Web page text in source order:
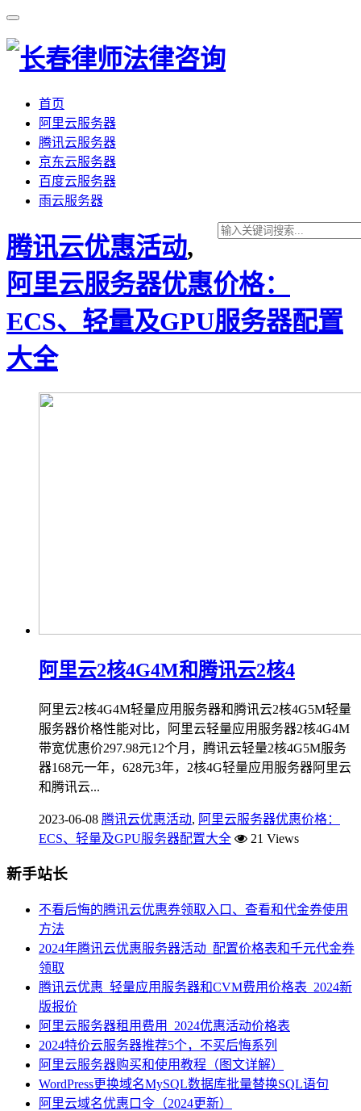
首页
阿里云服务器
腾讯云服务器
京东云服务器
百度云服务器
雨云服务器
腾讯云优惠活动,
阿里云服务器优惠价格：
ECS、轻量及GPU服务器配置
大全
阿里云2核4G4M和腾讯云2核4
阿里云2核4G4M轻量应用服务器和腾讯云2核4G5M轻量
服务器价格性能对比，阿里云轻量应用服务器2核4G4M
带宽优惠价297.98元12个月，腾讯云轻量2核4G5M服务
器168元一年，628元3年，2核4G轻量应用服务器阿里云
和腾讯云...
2023-06-08 腾讯云优惠活动, 阿里云服务器优惠价格：
ECS、轻量及GPU服务器配置大全
21 Views
新手站长
不看后悔的腾讯云优惠券领取入口、查看和代金券使用
方法
2024年腾讯云优惠服务器活动_配置价格表和千元代金券
领取
腾讯云优惠_轻量应用服务器和CVM费用价格表_2024新
版报价
阿里云服务器租用费用_2024优惠活动价格表
2024特价云服务器推荐5个，不买后悔系列
阿里云服务器购买和使用教程（图文详解）
WordPress更换域名MySQL数据库批量替换SQL语句
阿里云域名优惠口令（2024更新）